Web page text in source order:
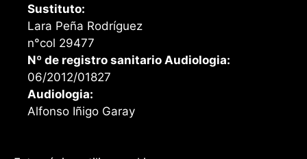
Sustituto:
Lara Peña Rodríguez
n°col 29477
Nº de registro sanitario Audiologia:
06/2012/01827
Audiologia:
Alfonso Iñigo Garay